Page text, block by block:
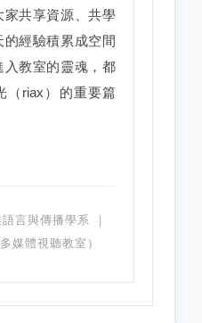
家共享資源、共學
經驗積累成空間
入教室的靈魂，都
（riax）的重要篇
言與傳播學系 ｜
媒體視聽教室）